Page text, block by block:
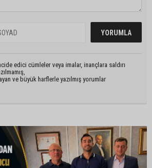
edici cümleler veya imalar, inançlara saldırı
ve büyük harflerle yazılmış yorumlar